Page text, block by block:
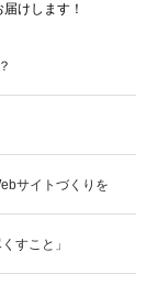
けします！
サイトづくりを
すこと」